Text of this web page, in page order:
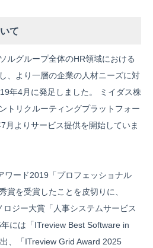
て
ルグループ全体のHR領域における
、より一層の企業の人材ニーズに対
年4月に発足しました。 ミイダス株
トリクルーティングプラットフォー
月よりサービス提供を開始していま
ワード2019「プロフェッショナル
賞を受賞したことを皮切りに、
ジー大賞「人事システムサービス
には「ITreview Best Software in
、「ITreview Grid Award 2025